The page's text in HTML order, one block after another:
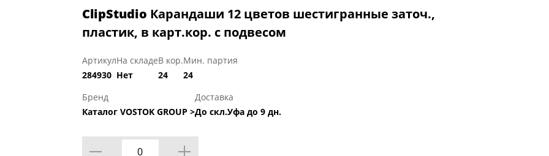
ClipStudio Карандаши 12 цветов шестигранные заточ.,
пластик, в карт.кор. с подвесом
Артикул
284930
На складе
Нет
В кор.
24
Мин. партия
24
Бренд
Каталог VOSTOK GROUP >
Доставка
До скл.Уфа до 9 дн.